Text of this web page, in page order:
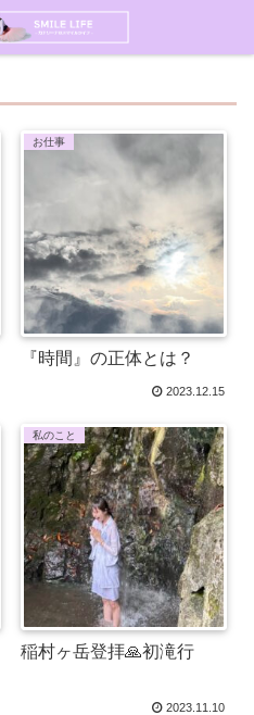
お仕事
『時間』の正体とは？
2023.12.15
私のこと
稲村ヶ岳登拝🙏初滝行
2023.11.10